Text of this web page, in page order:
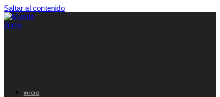
Saltar al contenido
INICIO